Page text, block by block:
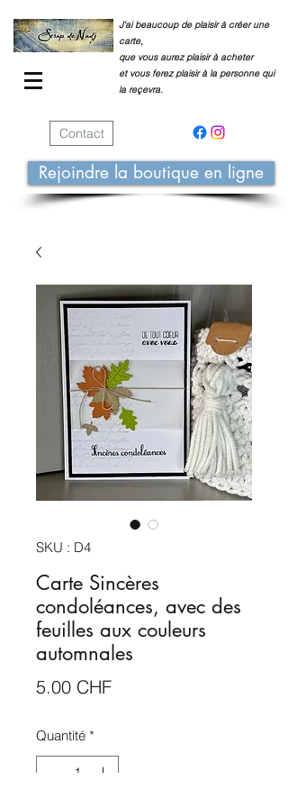
J'ai beaucoup de plaisir à créer une
carte,
que vous aurez plaisir à acheter
et vous ferez plaisir à la personne qui
la reçevra.
Contact
Rejoindre la boutique en ligne
SKU : D4
Carte Sincères
condoléances, avec des
feuilles aux couleurs
automnales
5.00 CHFPrix
Quantité *